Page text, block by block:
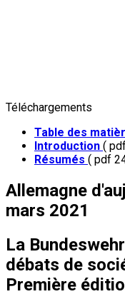
Téléchargements
Table des
Introduction (
Résumés ( pdf
Allemagne
mars 2021
La
débats de
Première